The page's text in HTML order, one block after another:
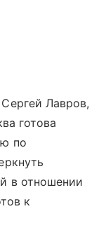
Лавров,
готова
по
в отношении
к